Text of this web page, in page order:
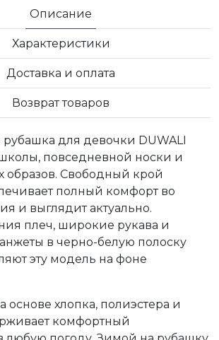
Описание
Характеристики
Доставка и оплата
Возврат товаров
для девочки DUWALI
повседневной носки и
образов. Свободный крой
полный комфорт во
и выглядит актуально.
плеч, широкие рукава и
в черно-белую полоску
эту модель на фоне
основе хлопка, полиэстера и
комфортный